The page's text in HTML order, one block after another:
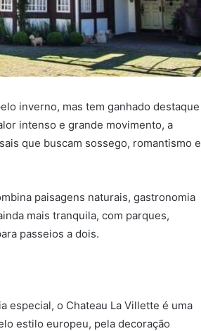
inverno, mas tem ganhado destaque
intenso e grande movimento, a
que buscam sossego, romantismo e
paisagens naturais, gastronomia
mais tranquila, com parques,
passeios a dois.
especial, o Chateau La Villette é uma
estilo europeu, pela decoração